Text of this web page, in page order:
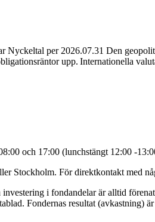
per 2026.07.31 Den
upp. Internationella
och 17:00 (lunchstängt 12:00 -
Stockholm. För direktkontakt med
investering i fondandelar är alltid
Fondernas resultat (avkastning)